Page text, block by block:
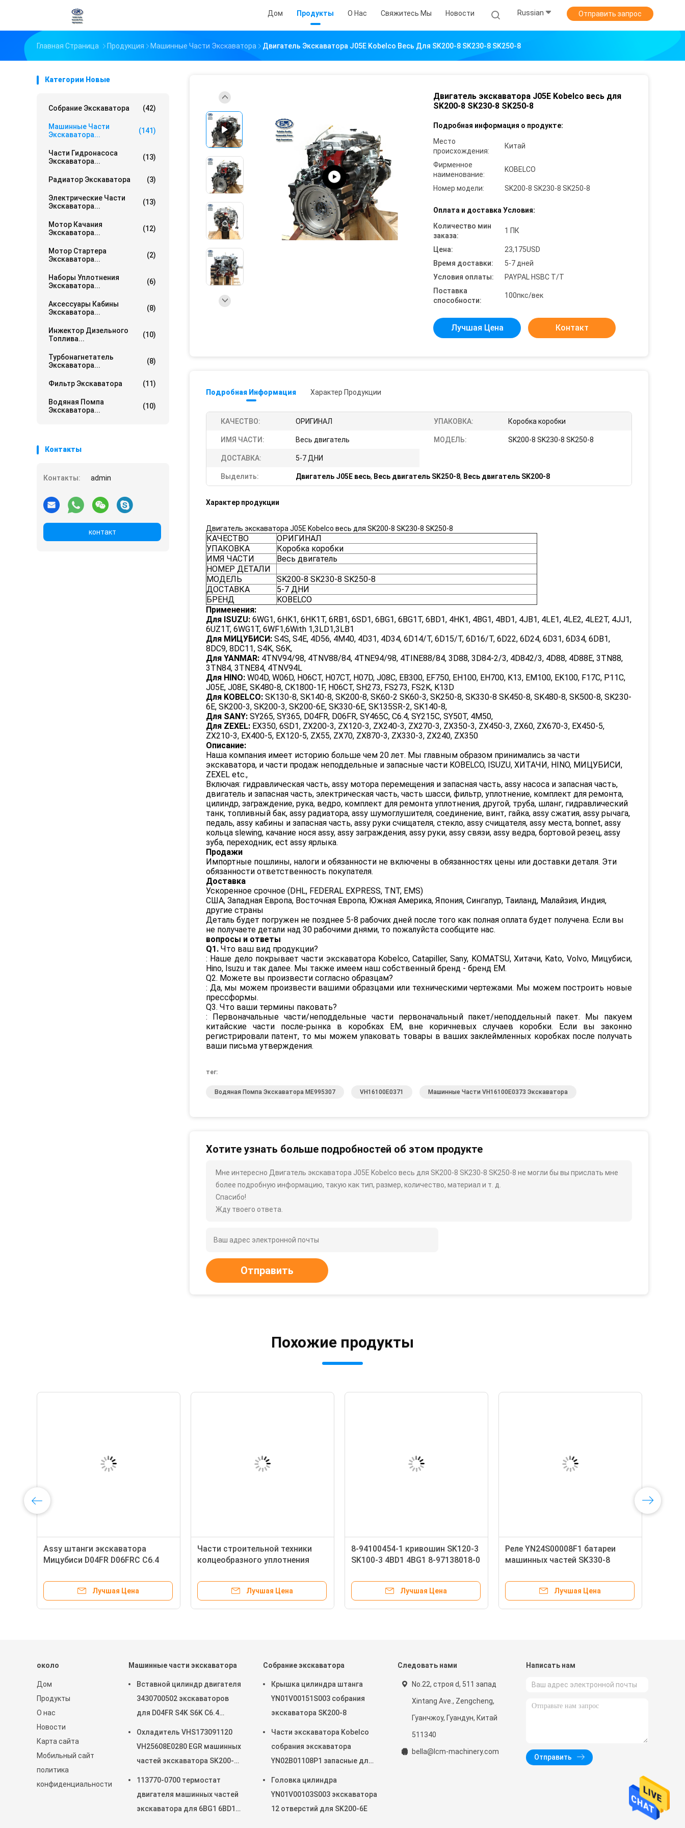
Дом Продукты О Нас Свяжитесь Мы Новости Russian Отправить запрос
Главная Страница Продукция Машинные Части Экскаватора Двигатель Экскаватора J05E Kobelco Весь Для SK200-8 SK230-8 SK250-8
Категории Новые
Собрание Экскаватора (42)
Машинные Части
Экскаватора...
(141)
Части Гидронасоса
Экскаватора...
(13)
Радиатор Экскаватора (3)
Электрические Части
Экскаватора...
(13)
Мотор Качания
Экскаватора...
(12)
Мотор Стартера
Экскаватора...
(2)
Наборы Уплотнения
Экскаватора...
(6)
Аксессуары Кабины
Экскаватора...
(8)
Инжектор Дизельного
Топлива...
(10)
Турбонагнетатель
Экскаватора...
(8)
Фильтр Экскаватора (11)
Водяная Помпа
Экскаватора...
(10)
Контакты
Контакты: admin
контакт
Двигатель экскаватора J05E Kobelco весь для
SK200-8 SK230-8 SK250-8
Подробная информация о продукте:
Место
происхождения:
Китай
Фирменное
наименование:
KOBELCO
Номер модели: SK200-8 SK230-8 SK250-8
Оплата и доставка Условия:
Количество мин
заказа:
1 ПК
Цена:
23,175USD
Время доставки:
5-7 дней
Условия оплаты:
PAYPAL HSBC T/T
Поставка
способности:
100пкс/век
Лучшая Цена Контакт
Подробная Информация Характер Продукции
КАЧЕСТВО: ОРИГИНАЛ УПАКОВКА: Коробка коробки
ИМЯ ЧАСТИ: Весь двигатель МОДЕЛЬ: SK200-8 SK230-8 SK250-8
ДОСТАВКА: 5-7 ДНИ
Выделить: Двигатель J05E весь, Весь двигатель SK250-8, Весь двигатель SK200-8
Характер продукции
Двигатель экскаватора J05E Kobelco весь для SK200-8 SK230-8 SK250-8
КАЧЕСТВО
ОРИГИНАЛ
УПАКОВКА
Коробка коробки
ИМЯ ЧАСТИ
Весь двигатель
НОМЕР ДЕТАЛИ
МОДЕЛЬ
SK200-8 SK230-8 SK250-8
ДОСТАВКА
5-7 ДНИ
БРЕНД
KOBELCO
Применения:
Для ISUZU: 6WG1, 6HK1, 6HK1T, 6RB1, 6SD1, 6BG1, 6BG1T, 6BD1, 4HK1, 4BG1, 4BD1, 4JB1, 4LE1, 4LE2, 4LE2T, 4JJ1,
6UZ1T, 6WG1T, 6WF1,6With 1,3LD1,3LB1
Для МИЦУБИСИ: S4S, S4E, 4D56, 4M40, 4D31, 4D34, 6D14/T, 6D15/T, 6D16/T, 6D22, 6D24, 6D31, 6D34, 6DB1,
8DC9, 8DC11, S4K, S6K,
Для YANMAR: 4TNV94/98, 4TNV88/84, 4TNE94/98, 4TINE88/84, 3D88, 3D84-2/3, 4D842/3, 4D88, 4D88E, 3TN88,
3TN84, 3TNE84, 4TNV94L
Для HINO: W04D, W06D, H06CT, H07CT, H07D, J08C, EB300, EF750, EH100, EH700, K13, EM100, EK100, F17C, P11C,
J05E, J08E, SK480-8, CK1800-1F, H06CT, SH273, FS273, FS2K, K13D
Для KOBELCO: SK130-8, SK140-8, SK200-8, SK60-2 SK60-3, SK250-8, SK330-8 SK450-8, SK480-8, SK500-8, SK230-
6E, SK200-3, SK200-3, SK200-6E, SK330-6E, SK135SR-2, SK140-8,
Для SANY: SY265, SY365, D04FR, D06FR, SY465C, C6.4, SY215C, SY50T, 4M50,
Для ZEXEL: EX350, 6SD1, ZX200-3, ZX120-3, ZX240-3, ZX270-3, ZX350-3, ZX450-3, ZX60, ZX670-3, EX450-5,
ZX210-3, EX400-5, EX120-5, ZX55, ZX70, ZX870-3, ZX330-3, ZX240, ZX350
Описание:
Наша компания имеет историю больше чем 20 лет. Мы главным образом принимались за части
экскаватора, и части продаж неподдельные и запасные части KOBELCO, ISUZU, ХИТАЧИ, HINO, МИЦУБИСИ,
ZEXEL etc.,
Включая: гидравлическая часть, assy мотора перемещения и запасная часть, assy насоса и запасная часть,
двигатель и запасная часть, электрическая часть, часть шасси, фильтр, уплотнение, комплект для ремонта,
цилиндр, заграждение, рука, ведро, комплект для ремонта уплотнения, другой, труба, шланг, гидравлический
танк, топливный бак, assy радиатора, assy шумоглушителя, соединение, винт, гайка, assy сжатия, assy рычага,
педаль, assy кабины и запасная часть, assy руки счищателя, стекло, assy счищателя, assy места, bonnet, assy
кольца slewing, качание нося assy, assy заграждения, assy руки, assy связи, assy ведра, бортовой резец, assy
зуба, переходник, ect assy ярлыка.
Продажи
Импортные пошлины, налоги и обязанности не включены в обязанностях цены или доставки деталя. Эти
обязанности ответственность покупателя.
Доставка
Ускоренное срочное (DHL, FEDERAL EXPRESS, TNT, EMS)
США, Западная Европа, Восточная Европа, Южная Америка, Япония, Сингапур, Таиланд, Малайзия, Индия,
другие страны
Деталь будет погружен не позднее 5-8 рабочих дней после того как полная оплата будет получена. Если вы
не получаете детали над 30 рабочими днями, то пожалуйста сообщите нас.
вопросы и ответы
Q1. Что ваш вид продукции?
: Наше дело покрывает части экскаватора Kobelco, Catapiller, Sany, KOMATSU, Хитачи, Kato, Volvo, Мицубиси,
Hino, Isuzu и так далее. Мы также имеем наш собственный бренд - бренд EM.
Q2. Можете вы произвести согласно образцам?
: Да, мы можем произвести вашими образцами или техническими чертежами. Мы можем построить новые
прессформы.
Q3. Что ваши термины паковать?
: Первоначальные части/неподдельные части первоначальный пакет/неподдельный пакет. Мы пакуем
китайские части после-рынка в коробках EM, вне коричневых случаев коробки. Если вы законно
регистрировали патент, то мы можем упаковать товары в ваших заклеймленных коробках после получать
ваши письма утверждения.
тег:
Водяная Помпа Экскаватора ME995307 VH16100E0371 Машинные Части VH16100E0373 Экскаватора
Хотите узнать больше подробностей об этом продукте
Мне интересно Двигатель экскаватора J05E Kobelco весь для SK200-8 SK230-8 SK250-8 не могли бы вы прислать мне
более подробную информацию, такую ​​как тип, размер, количество, материал и т. д.
Спасибо!
Жду твоего ответа.
Отправить
Похожие продукты
Assy штанги экскаватора
Мицубиси D04FR D06FRC C6.4
00013 32F19-00011 32R19-00012
294-1747
Лучшая Цена
Части строительной техники
колцеобразного уплотнения
экскаватора Hino SK250-8
Лучшая Цена
8-94100454-1 кривошин SK120-3
SK100-3 4BD1 4BG1 8-97138018-0
экскаватора
Лучшая Цена
Реле YN24S00008F1 батареи
машинных частей SK330-8
SK390XD-10 экскаватора
Kobelco Kato SanyЛучшая Цена
около
Дом
Продукты
О нас
Новости
Карта сайта
Мобильный сайт
политика
конфиденциальности
Машинные части экскаватора
Вставной цилиндр двигателя
3430700502 экскаваторов
для D04FR S4K S6K C6.4
Охладитель VHS173091120
VH25608E0280 EGR машинных
частей экскаватора SK200-8
113770-0700 термостат
двигателя машинных частей
экскаватора для 6BG1 6BD1
Собрание экскаватора
Крышка цилиндра штанга
YN01V00151S003 собрания
экскаватора SK200-8
Части экскаватора Kobelco
собрания экскаватора
YN02B01108P1 запасные для
Головка цилиндра
YN01V00103S003 экскаватора
12 отверстий для SK200-6E
Следовать нами
No.22, строя d, 511 запад
Xintang Ave., Zengcheng,
Гуанчжоу, Гуандун, Китай
511340
bella@lcm-machinery.com
Написать нам
Отправить